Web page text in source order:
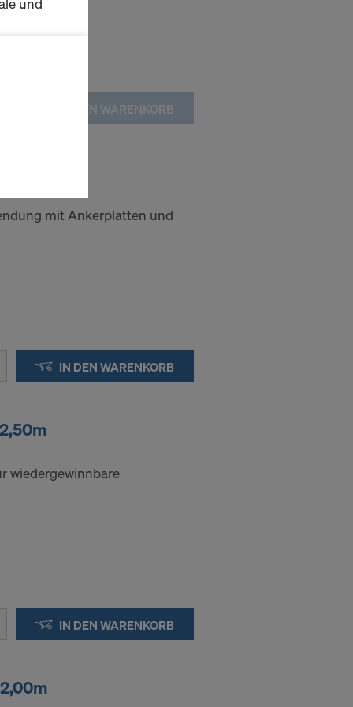
IN DEN WARENKORB
mit Ankerplatten und
IN DEN WARENKORB
wiedergewinnbare
IN DEN WARENKORB
Sie der
dem
indem
DIE